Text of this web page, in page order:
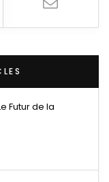
Futur de la